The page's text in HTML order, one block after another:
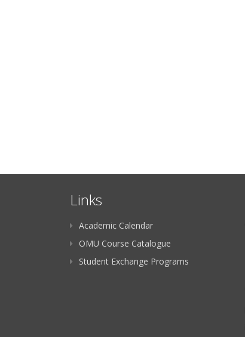
Links
Academic Calendar
OMU Course Catalogue
Student Exchange Programs